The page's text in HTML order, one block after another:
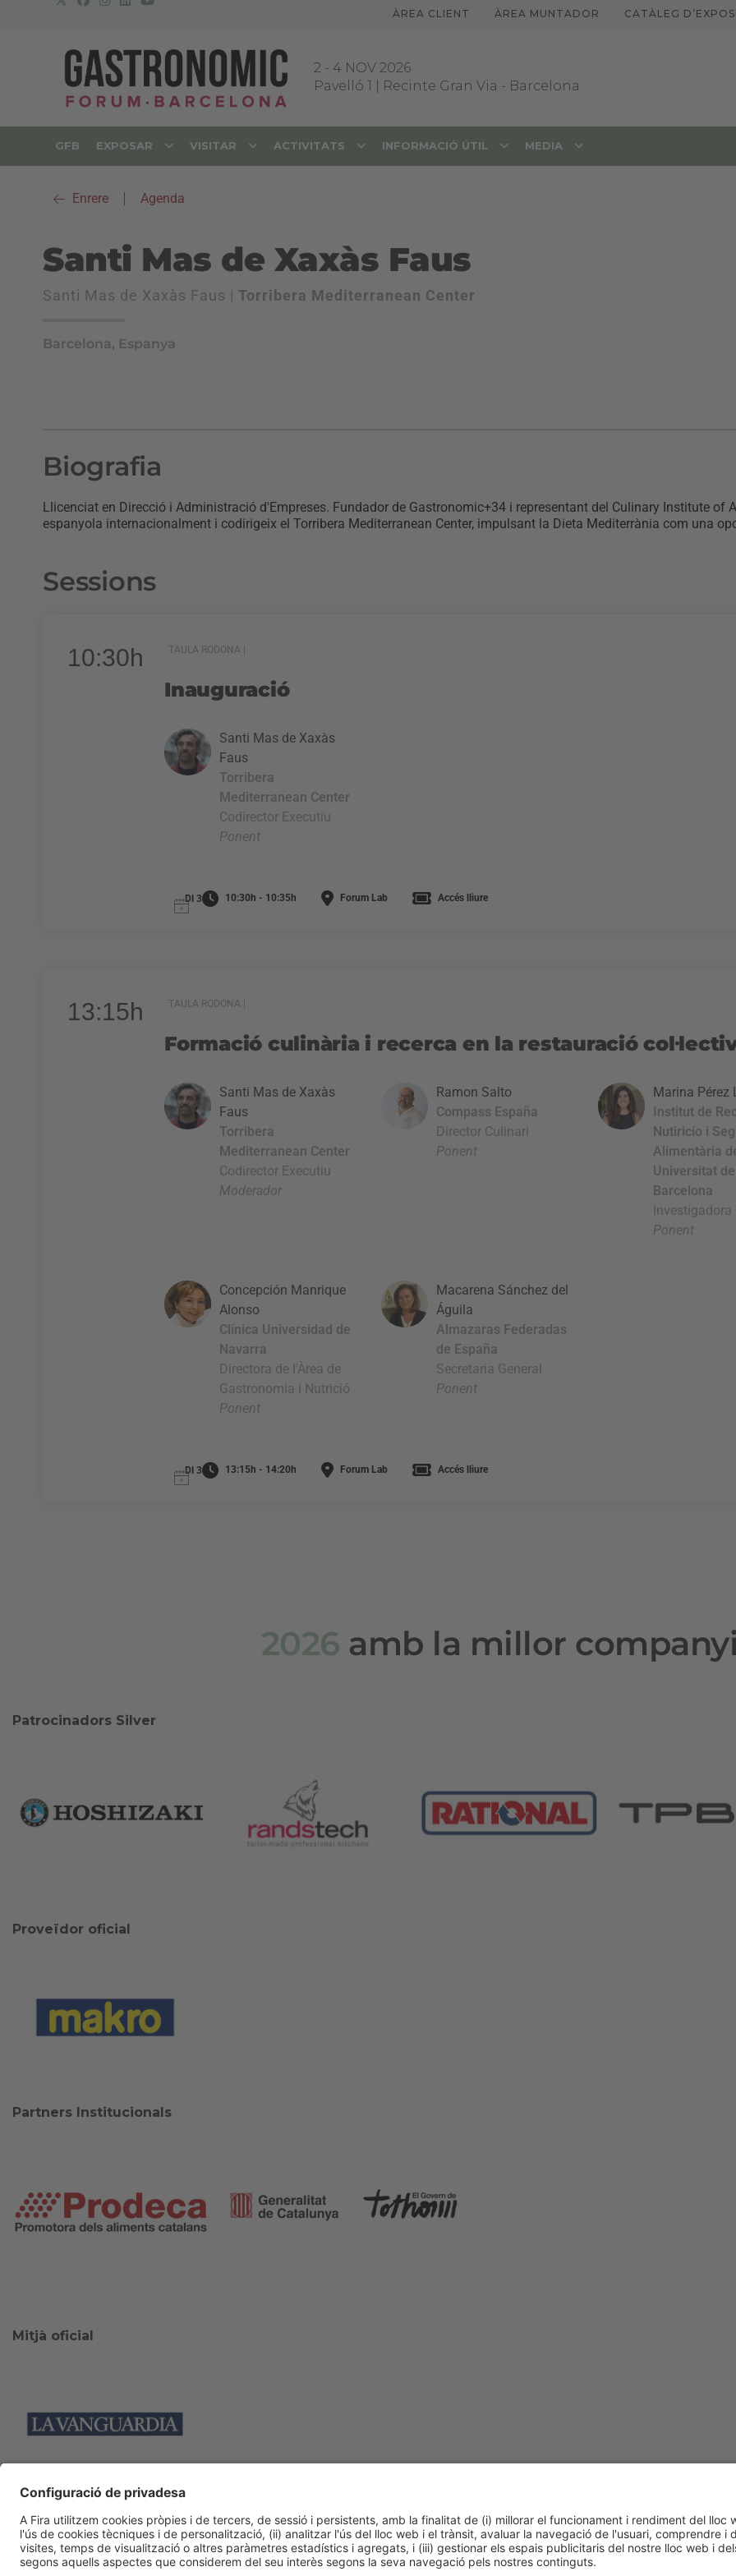
ÀREA CLIENT ÀREA MUNTADOR CATÀLEG
2 - 4 NOV 2026
Pavelló 1 | Recinte Gran Via - Barcelona
GFB EXPOSAR VISITAR ACTIVITATS INFORMACIÓ ÚTIL MEDIA
Enrere Agenda
Santi Mas de Xaxàs Faus
Santi Mas de Xaxàs Faus | Torribera Mediterranean Center
Barcelona, Espanya
Biografia
Llicenciat en Direcció i Administració d'Empreses. Fundador de Gastronomic+34 i representant del Culinary Institute of
espanyola internacionalment i codirigeix el Torribera Mediterranean Center, impulsant la Dieta Mediterrània com una
Sessions
10:30h TAULA RODONA |
Inauguració
Santi Mas de Xaxàs
Faus
Torribera
Mediterranean Center
Codirector Executiu
Ponent
Dl 3 10:30h - 10:35h Forum Lab Accés lliure
13:15h TAULA RODONA |
Formació culinària i recerca en la restauració
Santi Mas de Xaxàs
Faus
Torribera
Mediterranean Center
Codirector Executiu
Moderador
Ramon Salto
Compass España
Director Culinari
Ponent
Marina Pérez
Institut de
Nutiricío i
Alimentària
Universitat de
Barcelona
Investigadora
Ponent
Concepción Manrique
Alonso
Clínica Universidad de
Navarra
Directora de l'Àrea de
Gastronomia i Nutrició
Ponent
Macarena Sánchez del
Águila
Almazaras Federadas
de España
Secretaria General
Ponent
Dl 3 13:15h - 14:20h Forum Lab Accés lliure
2026 amb la millor
Patrocinadors Silver
Proveïdor oficial
Partners Institucionals
Mitjà oficial
Col·laboradors